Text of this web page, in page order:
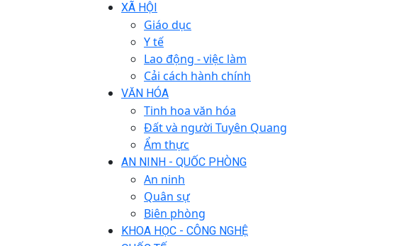
XÃ HỘI
Giáo dục
Y tế
Lao động - việc làm
Cải cách hành chính
VĂN HÓA
Tinh hoa văn hóa
Đất và người Tuyên Quang
Ẩm thực
AN NINH - QUỐC PHÒNG
An ninh
Quân sự
Biên phòng
KHOA HỌC - CÔNG NGHỆ